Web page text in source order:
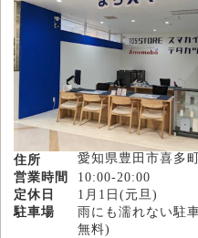
住所
愛知県豊田市喜多
営業時間
10:00-20:00
定休日
1月1日(元旦)
駐車場
雨にも濡れない駐
無料)